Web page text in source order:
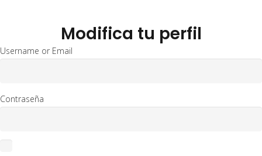
Modifica tu perfil
Username or Email
Contraseña